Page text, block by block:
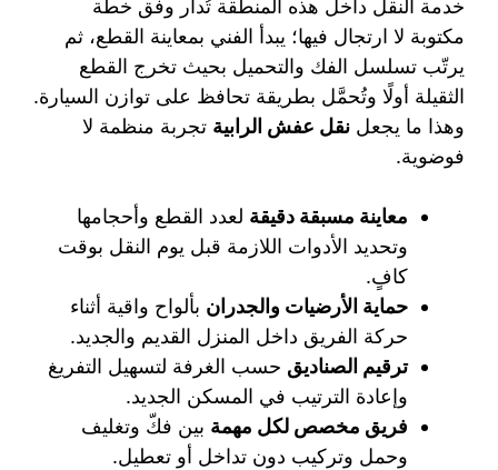
خدمة النقل داخل هذه المنطقة تُدار وفق خطة
مكتوبة لا ارتجال فيها؛ يبدأ الفني بمعاينة القطع، ثم
يرتّب تسلسل الفك والتحميل بحيث تخرج القطع
الثقيلة أولًا وتُحمَّل بطريقة تحافظ على توازن السيارة.
وهذا ما يجعل نقل عفش الرابية تجربة منظمة لا
فوضوية.
معاينة مسبقة دقيقة لعدد القطع وأحجامها
وتحديد الأدوات اللازمة قبل يوم النقل بوقت
كافٍ.
حماية الأرضيات والجدران بألواح واقية أثناء
حركة الفريق داخل المنزل القديم والجديد.
ترقيم الصناديق حسب الغرفة لتسهيل التفريغ
وإعادة الترتيب في المسكن الجديد.
فريق مخصص لكل مهمة بين فكّ وتغليف
وحمل وتركيب دون تداخل أو تعطيل.